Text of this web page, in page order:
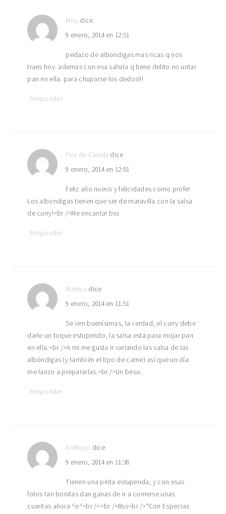
Mou dice
9 enero, 2014 en 12:51
pedazo de albondigas mas ricas q nos
traes hoy. ademas con esa salsita q tiene delito no untar
pan en ella. para chuparse los dedos!!!
Responder
Flor de Canela dice
9 enero, 2014 en 12:01
Feliz año nuevo y felicidades como profe!
Los albondigas tienen que ser de maravilla con la salsa
de curry!<br />Me encanta! bss
Responder
Marhya dice
9 enero, 2014 en 11:51
Se ven buenísimas, la verdad, el curry debe
darle un toque estupendo, la salsa está para mojar pan
en ella.<br />A mi me gusta ir variando las salsa de las
albóndigas (y también el tipo de carne) así que un día
me lanzo a prepararlas.<br />Un beso.
Responder
AniMayo dice
9 enero, 2014 en 11:38
Tienen una pinta estupenda; y con esas
fotos tan bonitas dan ganas de ir a comerse unas
cuantas ahora ^o^<br /><br />Bss<br />*Con Especias